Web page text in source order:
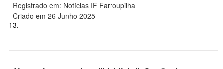
Registrado em: Notícias IF Farroupilha
Criado em 26 Junho 2025
13.